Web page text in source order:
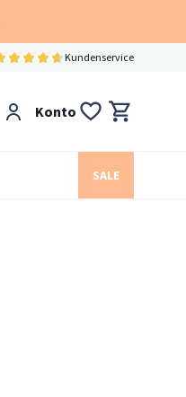
Kundenservice
Konto
SALE